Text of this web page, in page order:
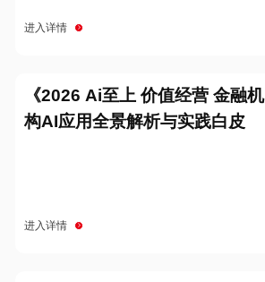
进入详情
《2026 Ai至上 价值经营 金融机
构AI应用全景解析与实践白皮
进入详情